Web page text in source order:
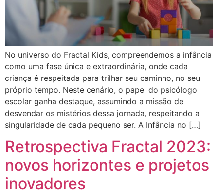
No universo do Fractal Kids, compreendemos a infância
como uma fase única e extraordinária, onde cada
criança é respeitada para trilhar seu caminho, no seu
próprio tempo. Neste cenário, o papel do psicólogo
escolar ganha destaque, assumindo a missão de
desvendar os mistérios dessa jornada, respeitando a
singularidade de cada pequeno ser. A Infância no […]
Retrospectiva Fractal 2023:
novos horizontes e projetos
inovadores